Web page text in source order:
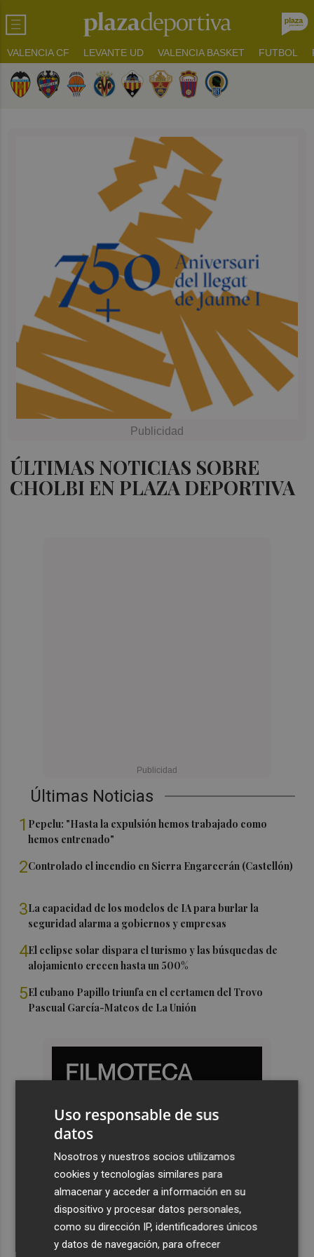
VALENCIA CF LEVANTE UD VALENCIA BASKET FUTBOL
ÚLTIMAS NOTICIAS SOBRE
CHOLBI EN PLAZA DEPORTIVA
Últimas Noticias
1 Pepelu: "Hasta la expulsión hemos trabajado como
hemos entrenado"
2Controlado el incendio en Sierra Engarcerán (Castellón)
3La capacidad de los modelos de IA para burlar la
seguridad alarma a gobiernos y empresas
4El eclipse solar dispara el turismo y las búsquedas de
alojamiento crecen hasta un 500%
5El cubano Papillo triunfa en el certamen del Trovo
Pascual García-Mateos de La Unión
Uso responsable de sus
datos
Nosotros y nuestros socios utilizamos
cookies y tecnologías similares para
almacenar y acceder a información en su
dispositivo y procesar datos personales,
como su dirección IP, identificadores únicos
y datos de navegación, para ofrecer